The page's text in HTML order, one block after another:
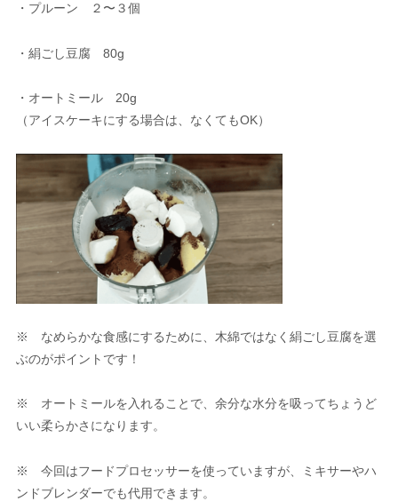
・プルーン ２〜３個
・絹ごし豆腐 80g
・オートミール 20g
（アイスケーキにする場合は、なくてもOK）
※ なめらかな食感にするために、木綿ではなく絹ごし豆腐を選
ぶのがポイントです！
※ オートミールを入れることで、余分な水分を吸ってちょうど
いい柔らかさになります。
※ 今回はフードプロセッサーを使っていますが、ミキサーやハ
ンドブレンダーでも代用できます。